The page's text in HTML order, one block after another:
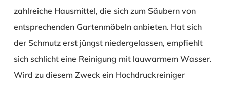
zahlreiche Hausmittel, die sich zum Säubern von
entsprechenden Gartenmöbeln anbieten. Hat sich
der Schmutz erst jüngst niedergelassen, empfiehlt
sich schlicht eine Reinigung mit lauwarmem Wasser.
Wird zu diesem Zweck ein Hochdruckreiniger